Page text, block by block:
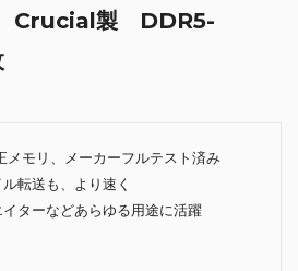
Crucial製 DDR5-
メモリ、メーカーフルテスト済み
転送も、より速く
ターなどあらゆる用途に活躍